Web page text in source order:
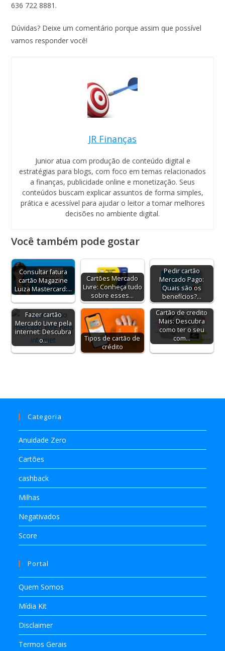
636 722 8881.
Dúvidas? Deixe um comentário porque assim que possível
vamos responder você!
JR Finanças
Junior atua com produção de conteúdo digital e
estratégias para blogs, com foco em temas relacionados
a finanças, publicidade online e monetização. Seus
conteúdos buscam explicar assuntos de forma simples,
prática e acessível para ajudar o leitor a tomar melhores
decisões no ambiente digital.
Você também pode gostar
Consultar fatura
cartão Magazine
Luiza Mastercard:…
Cartões Mercado
Livre: Conheça tudo
sobre esses…
Pedir cartão
Mercado Pago:
Quais são os
benefícios?…
Fazer cartão
Mercado Livre pela
internet: Descubra
o…
Tipos de cartão de
crédito
Cartão de credito
Mais: Descubra
como ter o seu
com…
Categoria
Anuidade Zero
Cartões
cashback
Milhas
Negativados
Score
Portal
Quem Somos
Mídia Kit
Disclaimer
Termos Gerais